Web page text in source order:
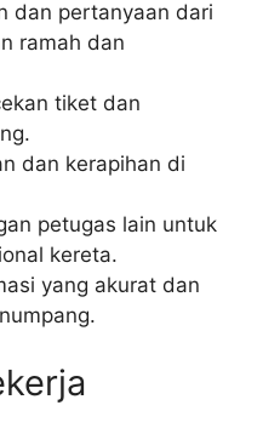
dan pertanyaan dari
ramah dan
tiket dan
dan kerapihan di
petugas lain untuk
kereta.
yang akurat dan